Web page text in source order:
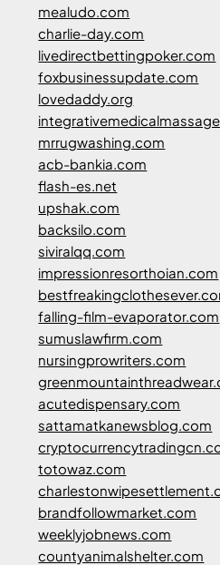
mealudo.com
charlie-day.com
livedirectbettingpoker.com
foxbusinessupdate.com
lovedaddy.org
mrrugwashing.com
acb-bankia.com
flash-es.net
upshak.com
backsilo.com
siviralqq.com
impressionresorthoian.com
falling-film-evaporator.com
sumuslawfirm.com
nursingprowriters.com
acutedispensary.com
sattamatkanewsblog.com
totowaz.com
brandfollowmarket.com
weeklyjobnews.com
countyanimalshelter.com